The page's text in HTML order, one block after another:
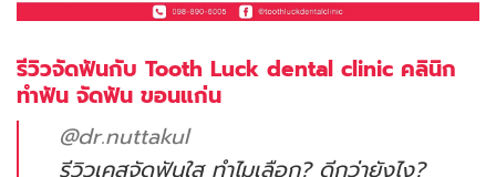
รีวิวจัดฟันกับ Tooth Luck dental clinic คลินิก
ทำฟัน จัดฟัน ขอนแก่น
@dr.nuttakul
รีวิวเคสจัดฟันใส ทำไมเลือก? ดีกว่ายังไง?